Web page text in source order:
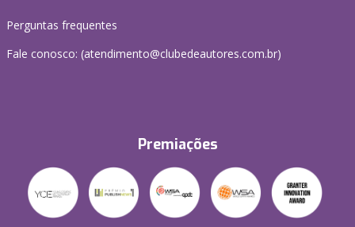
Perguntas frequentes
Fale conosco: (atendimento@clubedeautores.com.br)
Premiações